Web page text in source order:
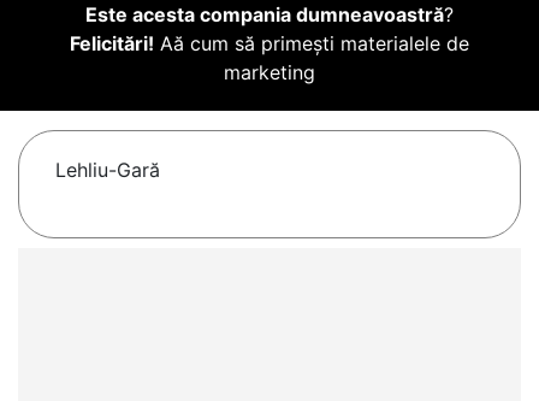
Este acesta compania dumneavoastră?
Felicitări! Aă cum să primești materialele de
marketing
Lehliu-Gară